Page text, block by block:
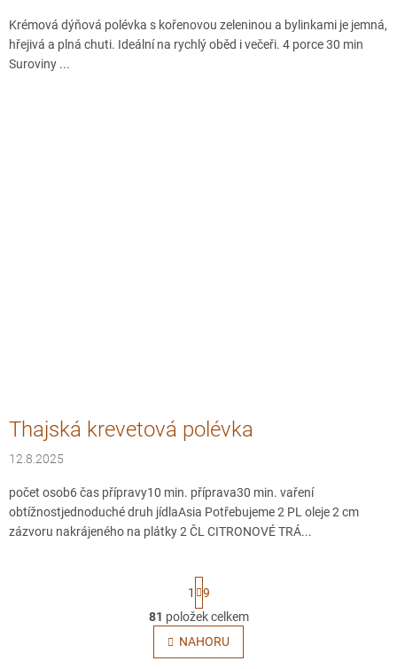
Krémová dýňová polévka s kořenovou zeleninou a bylinkami je jemná,
hřejivá a plná chuti. Ideální na rychlý oběd i večeři. 4 porce 30 min
Suroviny ...
Thajská krevetová polévka
12.8.2025
počet osob6 čas přípravy10 min. příprava30 min. vaření
obtížnostjednoduché druh jídlaAsia Potřebujeme 2 PL oleje 2 cm
zázvoru nakrájeného na plátky 2 ČL CITRONOVÉ TRÁ...
O
v
l
t
r
á
n
k
1
9
81 položek celkem
NAHORU